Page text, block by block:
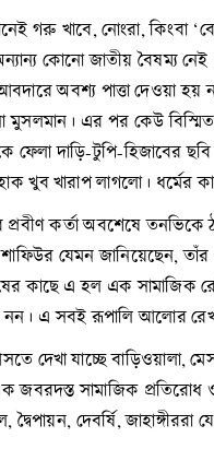
গরু খাবে, নোংরা, কিংবা
অন্যান্য কোনো জাতীয়
অবশ্য পাত্তা দেওয়া হয়
না মুসলমান। এর পর কেউ
দাড়ি-টুপি-হিজাবের
খুব খারাপ লাগলো। ধর্মের
প্রবীণ কর্তা অবশেষে
শাফিউর যেমন
কাছে এ হল এক সামাজিক
নন। এ সবই রূপালি আলোর
যাচ্ছে বাড়িওয়ালা,
সামাজিক
দেবর্ষি,